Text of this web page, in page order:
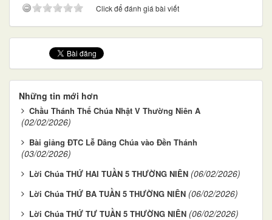
Click để đánh giá bài viết
Những tin mới hơn
Chầu Thánh Thể Chúa Nhật V Thường Niên A
(02/02/2026)
Bài giảng ĐTC Lễ Dâng Chúa vào Đền Thánh
(03/02/2026)
Lời Chúa THỨ HAI TUẦN 5 THƯỜNG NIÊN (06/02/2026)
Lời Chúa THỨ BA TUẦN 5 THƯỜNG NIÊN (06/02/2026)
Lời Chúa THỨ TƯ TUẦN 5 THƯỜNG NIÊN (06/02/2026)